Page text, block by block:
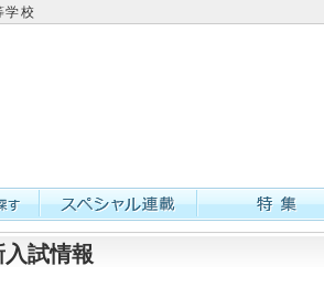
学校
試情報